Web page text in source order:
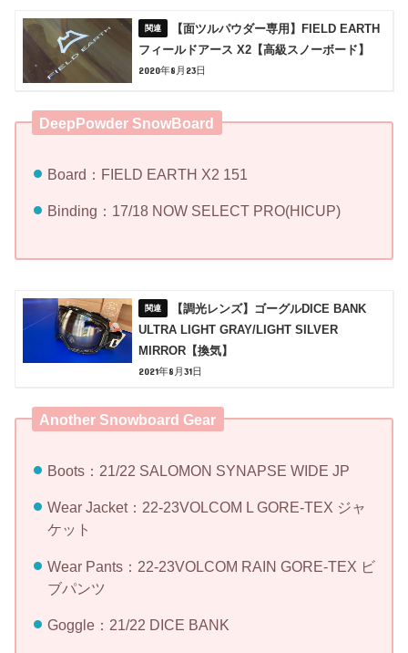
【面ツルパウダー専用】FIELD EARTH
フィールドアース X2【高級スノーボード】
2020年8月23日
DeepPowder SnowBoard
Board：FIELD EARTH X2 151
Binding：17/18 NOW SELECT PRO(HICUP)
【調光レンズ】ゴーグルDICE BANK
ULTRA LIGHT GRAY/LIGHT SILVER
MIRROR【換気】
2021年8月31日
Another Snowboard Gear
Boots：21/22 SALOMON SYNAPSE WIDE JP
Wear Jacket：22-23VOLCOM L GORE-TEX ジャ
ケット
Wear Pants：22-23VOLCOM RAIN GORE-TEX ビ
ブパンツ
Goggle：21/22 DICE BANK